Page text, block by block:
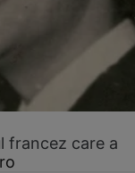
francez care a